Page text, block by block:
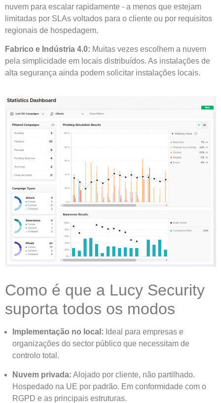
nuvem para escalar rapidamente - a menos que estejam
limitadas por SLAs voltados para o cliente ou por requisitos
regionais de hospedagem.
Fabrico e Indústria 4.0: Muitas vezes escolhem a nuvem
pela simplicidade em locais distribuídos. As instalações de
alta segurança ainda podem solicitar instalações locais.
Como é que a Lucy Security
suporta todos os modos
Implementação no local: Ideal para empresas e
organizações do sector público que necessitam de
controlo total.
Nuvem privada: Alojado por cliente, não partilhado.
Hospedado na UE por padrão. Em conformidade com o
RGPD e as principais estruturas.